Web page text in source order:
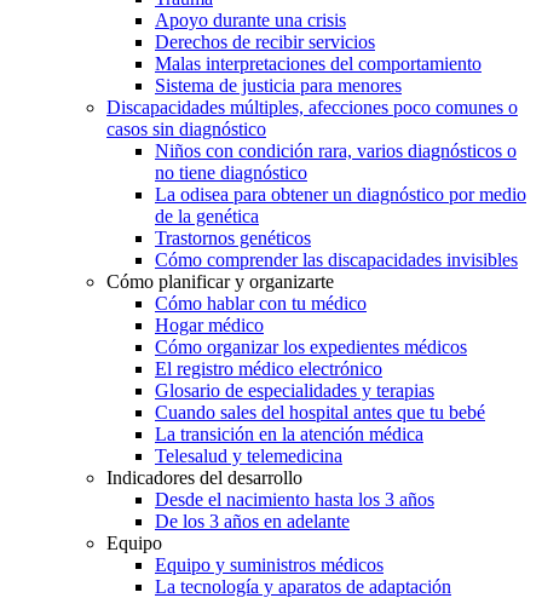
Apoyo durante una crisis
Derechos de recibir servicios
Malas interpretaciones del comportamiento
Sistema de justicia para menores
Discapacidades múltiples, afecciones poco comunes o
casos sin diagnóstico
Niños con condición rara, varios diagnósticos o
no tiene diagnóstico
La odisea para obtener un diagnóstico por medio
de la genética
Trastornos genéticos
Cómo comprender las discapacidades invisibles
Cómo planificar y organizarte
Cómo hablar con tu médico
Hogar médico
Cómo organizar los expedientes médicos
El registro médico electrónico
Glosario de especialidades y terapias
Cuando sales del hospital antes que tu bebé
La transición en la atención médica
Telesalud y telemedicina
Indicadores del desarrollo
Desde el nacimiento hasta los 3 años
De los 3 años en adelante
Equipo
Equipo y suministros médicos
La tecnología y aparatos de adaptación